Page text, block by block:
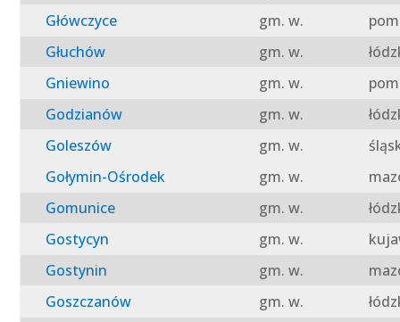
Główczyce
gm. w.
Głuchów
gm. w.
Gniewino
gm. w.
Godzianów
gm. w.
Goleszów
gm. w.
Gołymin-Ośrodek
gm. w.
Gomunice
gm. w.
Gostycyn
gm. w.
Gostynin
gm. w.
Goszczanów
gm. w.